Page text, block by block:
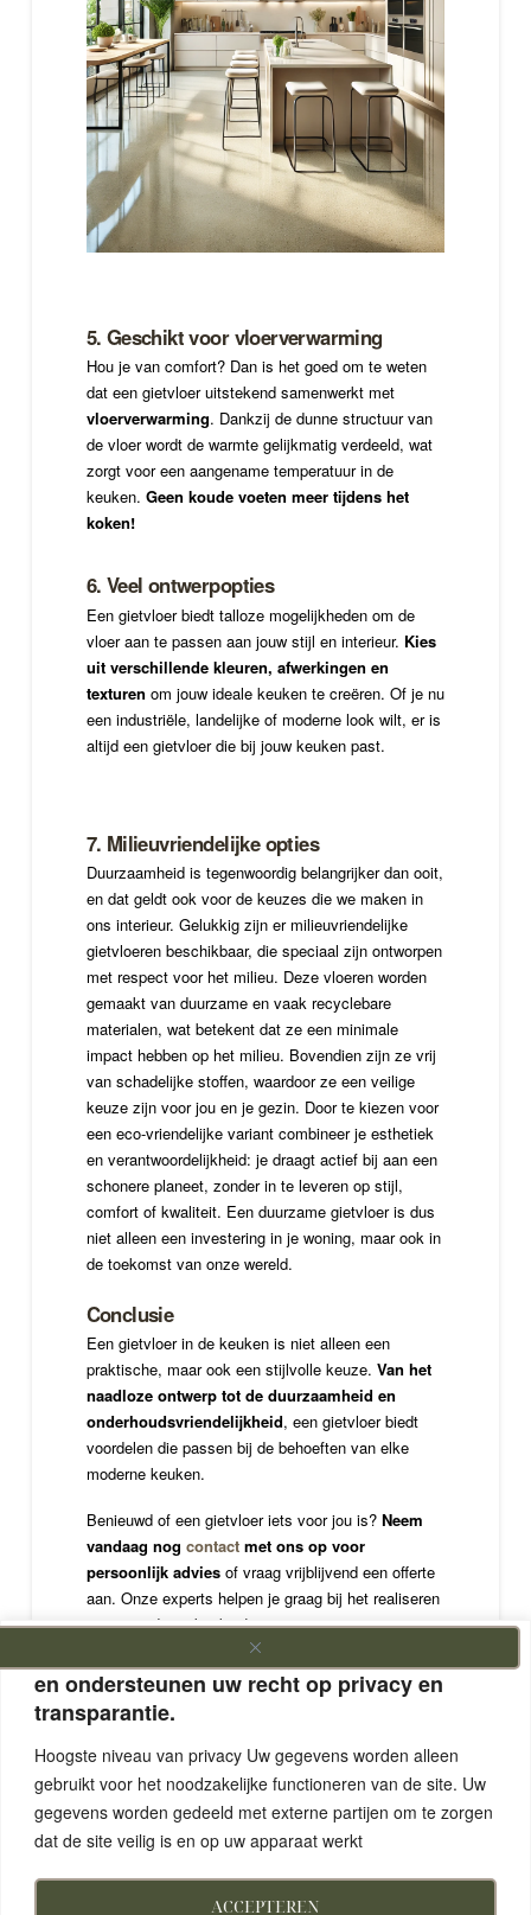
We vinden dat u gegevens uw eigendom zijn
en ondersteunen uw recht op privacy en
transparantie.
Hoogste niveau van privacy Uw gegevens worden alleen
gebruikt voor het noodzakelijke functioneren van de site. Uw
gegevens worden gedeeld met externe partijen om te zorgen
dat de site veilig is en op uw apparaat werkt
ACCEPTEREN
5. Geschikt voor vloerverwarming
Hou je van comfort? Dan is het goed om te weten
dat een gietvloer uitstekend samenwerkt met
vloerverwarming. Dankzij de dunne structuur van
de vloer wordt de warmte gelijkmatig verdeeld, wat
zorgt voor een aangename temperatuur in de
keuken. Geen koude voeten meer tijdens het
koken!
6. Veel ontwerpopties
Een gietvloer biedt talloze mogelijkheden om de
vloer aan te passen aan jouw stijl en interieur. Kies
uit verschillende kleuren, afwerkingen en
texturen om jouw ideale keuken te creëren. Of je nu
een industriële, landelijke of moderne look wilt, er is
altijd een gietvloer die bij jouw keuken past.
7. Milieuvriendelijke opties
Duurzaamheid is tegenwoordig belangrijker dan ooit,
en dat geldt ook voor de keuzes die we maken in
ons interieur. Gelukkig zijn er milieuvriendelijke
gietvloeren beschikbaar, die speciaal zijn ontworpen
met respect voor het milieu. Deze vloeren worden
gemaakt van duurzame en vaak recyclebare
materialen, wat betekent dat ze een minimale
impact hebben op het milieu. Bovendien zijn ze vrij
van schadelijke stoffen, waardoor ze een veilige
keuze zijn voor jou en je gezin. Door te kiezen voor
een eco-vriendelijke variant combineer je esthetiek
en verantwoordelijkheid: je draagt actief bij aan een
schonere planeet, zonder in te leveren op stijl,
comfort of kwaliteit. Een duurzame gietvloer is dus
niet alleen een investering in je woning, maar ook in
de toekomst van onze wereld.
Conclusie
Een gietvloer in de keuken is niet alleen een
praktische, maar ook een stijlvolle keuze. Van het
naadloze ontwerp tot de duurzaamheid en
onderhoudsvriendelijkheid, een gietvloer biedt
voordelen die passen bij de behoeften van elke
moderne keuken.
Benieuwd of een gietvloer iets voor jou is? Neem
vandaag nog contactmet ons op voor
persoonlijk adviesof vraag vrijblijvend een offerte
aan. Onze experts helpen je graag bij het realiseren
van jouw droomkeuken!
JOUW PERSOONLIJKE OFFERTE!
Prev Next